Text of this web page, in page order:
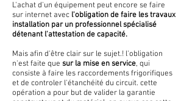
L'achat d'un équipement peut encore se faire
sur internet avec l'obligation de faire les travaux
installation par un professionnel spécialisé
détenant l'attestation de capacité.
Mais afin d'être clair sur le sujet.! l'obligation
n'est faite que sur la mise en service, qui
consiste à faire les raccordements frigorifiques
et de controler l'étanchéité du circuit. cette
opération a pour but de valider la garantie